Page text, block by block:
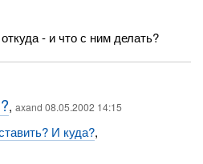
- и что с ним делать?
,axand 08.05.2002 14:15
И куда?,